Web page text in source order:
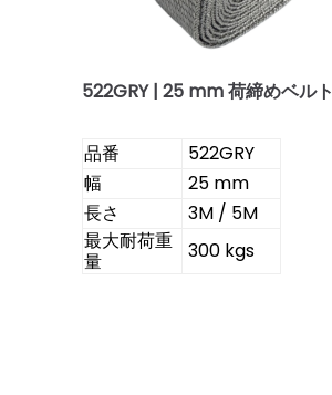
522GRY | 25 mm 荷締めベルト
品番
522GRY
幅
25 mm
長さ
3M / 5M
最大耐荷重
量
300 kgs